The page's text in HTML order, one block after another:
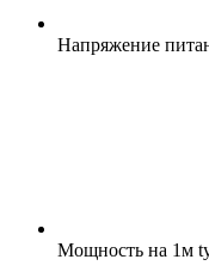
Напряжение
Мощность на 1м